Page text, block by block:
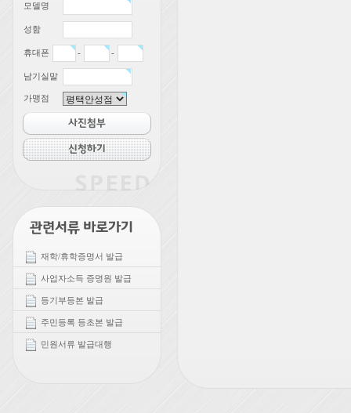
모델명
성함
휴대폰 - -
남기실말
가맹점
재학/휴학증명서 발급
사업자소득 증명원 발급
등기부등본 발급
주민등록 등초본 발급
민원서류 발급대행